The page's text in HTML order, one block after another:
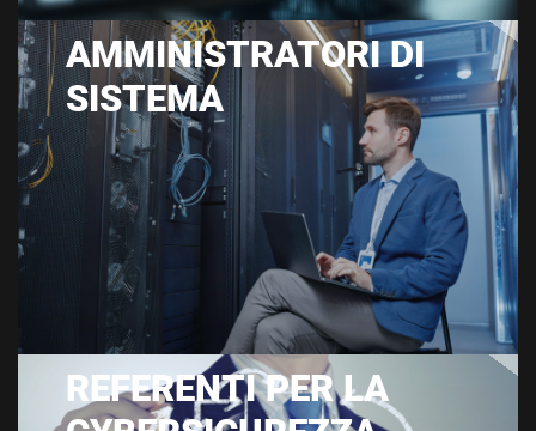
AMMINISTRATORI DI
SISTEMA
REFERENTI PER LA